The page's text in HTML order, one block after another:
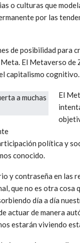
o culturas que
por las
de posibilidad para
El Metaverso de
capitalismo cognitivo.
El
política y
conocido.
y contraseña en las
que no es otra cosa
día a día
actuar de manera
estarán viviendo